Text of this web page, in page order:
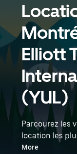
Elliott
(YUL)
Parcourez les
location les
Elliott Trudeau
More